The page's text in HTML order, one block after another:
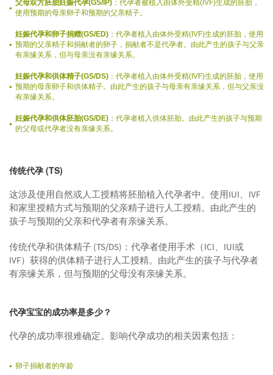
父母双方胚胎妊娠代孕(GS/IP) ：代孕者被植入由体外受精(IVF)生成的胚胎，
使用预期的母亲卵子和预期的父亲精子。
妊娠代孕和卵子捐赠(GS/ED) ：代孕者植入由体外受精(IVF)生成的胚胎，使用
预期的父亲精子和捐献者的卵子，捐献者不是代孕者。由此产生的孩子与父亲
有亲缘关系，但与母亲没有亲缘关系。
妊娠代孕和供体精子(GS/DS) ：代孕者植入由体外受精(IVF)生成的胚胎，使用
预期的母亲卵子和供体精子。由此产生的孩子与母亲有亲缘关系，但与父亲没
有亲缘关系。
妊娠代孕和供体胚胎(GS/DE) ：代孕者植入供体胚胎。由此产生的孩子与预期
的父母或代孕者没有亲缘关系。
传统代孕 (TS)
这涉及使用自然或人工授精将胚胎植入代孕者中。使用IUI、IVF
和家里授精方式与预期的父亲精子进行人工授精。由此产生的
孩子与预期的父亲和代孕者有亲缘关系。
传统代孕和供体精子 (TS/DS)：代孕者使用手术（ICI、IUI或
IVF）获得的供体精子进行人工授精。由此产生的孩子与代孕者
有亲缘关系，但与预期的父母没有亲缘关系。
代孕宝宝的成功率是多少？
代孕的成功率很难确定。影响代孕成功的相关因素包括：
卵子捐献者的年龄